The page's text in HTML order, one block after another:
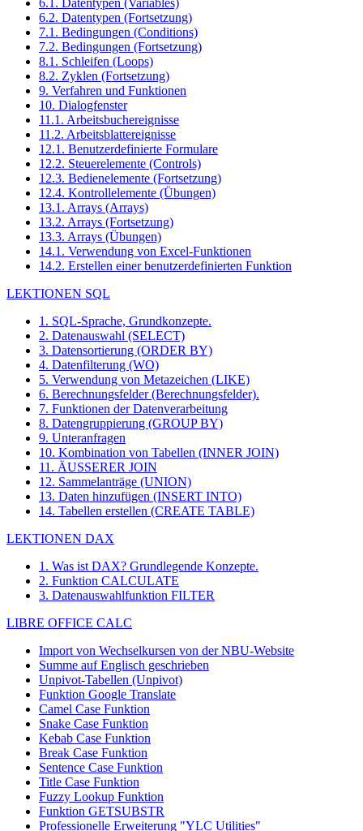
6.1. Datentypen (Variables)
6.2. Datentypen (Fortsetzung)
7.1. Bedingungen (Conditions)
7.2. Bedingungen (Fortsetzung)
8.1. Schleifen (Loops)
8.2. Zyklen (Fortsetzung)
9. Verfahren und Funktionen
10. Dialogfenster
11.1. Arbeitsbuchereignisse
11.2. Arbeitsblattereignisse
12.1. Benutzerdefinierte Formulare
12.2. Steuerelemente (Controls)
12.3. Bedienelemente (Fortsetzung)
12.4. Kontrollelemente (Übungen)
13.1. Arrays (Arrays)
13.2. Arrays (Fortsetzung)
13.3. Arrays (Übungen)
14.1. Verwendung von Excel-Funktionen
14.2. Erstellen einer benutzerdefinierten Funktion
LEKTIONEN SQL
1. SQL-Sprache, Grundkonzepte.
2. Datenauswahl (SELECT)
3. Datensortierung (ORDER BY)
4. Datenfilterung (WO)
5. Verwendung von Metazeichen (LIKE)
6. Berechnungsfelder (Berechnungsfelder).
7. Funktionen der Datenverarbeitung
8. Datengruppierung (GROUP BY)
9. Unteranfragen
10. Kombination von Tabellen (INNER JOIN)
11. ÄUSSERER JOIN
12. Sammelanträge (UNION)
13. Daten hinzufügen (INSERT INTO)
14. Tabellen erstellen (CREATE TABLE)
LEKTIONEN DAX
1. Was ist DAX? Grundlegende Konzepte.
2. Funktion CALCULATE
3. Datenauswahlfunktion FILTER
LIBRE OFFICE CALC
Import von Wechselkursen von der NBU-Website
Summe auf Englisch geschrieben
Unpivot-Tabellen (Unpivot)
Funktion Google Translate
Camel Case Funktion
Snake Case Funktion
Kebab Case Funktion
Break Case Funktion
Sentence Case Funktion
Title Case Funktion
Fuzzy Lookup Funktion
Funktion GETSUBSTR
Professionelle Erweiterung "YLC Utilities"